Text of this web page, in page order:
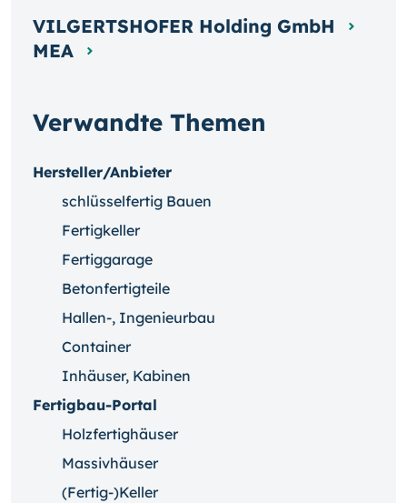
Verwandte Themen
Hersteller/Anbieter
schlüsselfertig Bauen
Fertigkeller
Fertiggarage
Betonfertigteile
Hallen-, Ingenieurbau
Container
Inhäuser, Kabinen
Fertigbau-Portal
Holzfertighäuser
Massivhäuser
(Fertig-)Keller
VILGERTSHOFER Holding GmbH
MEA